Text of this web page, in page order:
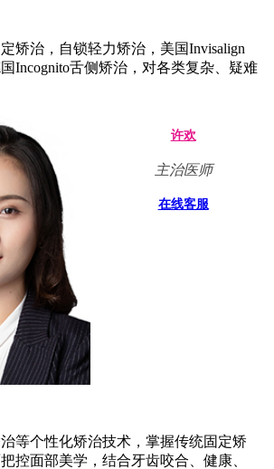
矫治，自锁轻力矫治，美国Invisalign
Incognito舌侧矫治，对各类复杂、疑难
许欢
主治医师
在线客服
等个性化矫治技术，掌握传统固定矫
控面部美学，结合牙齿咬合、健康、